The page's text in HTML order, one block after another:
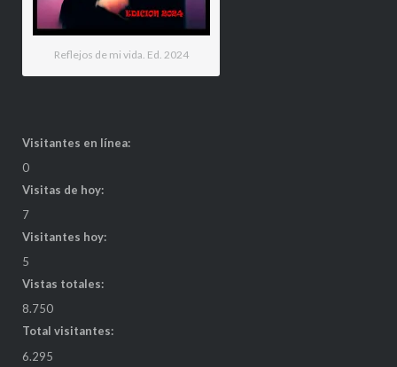
Reflejos de mi vida. Ed. 2024
Visitantes en línea:
0
Visitas de hoy:
7
Visitantes hoy:
5
Vistas totales:
8.750
Total visitantes:
6.295